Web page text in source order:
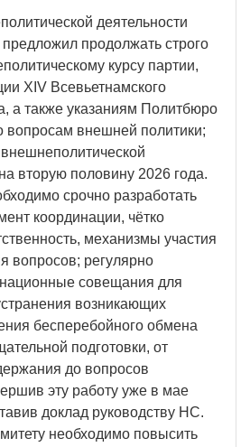
деятельности
продолжать строго
курсу партии,
XIV Всевьетнамского
а также указаниям Политбюро
вопросам внешней политики;
вторую половину 2026 года.
срочно разработать
координации, чётко
механизмы участия
вопросов; регулярно
совещания для
возникающих
бесперебойного обмена
подготовки, от
до вопросов
эту работу уже в мае
доклад руководству НС.
необходимо повысить